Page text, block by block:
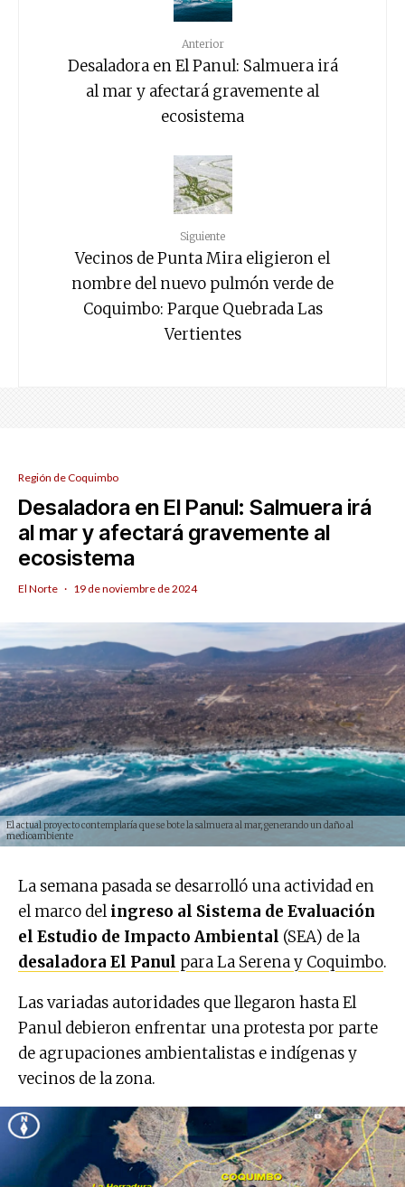
Anterior
Desaladora en El Panul: Salmuera irá
al mar y afectará gravemente al
ecosistema
Siguiente
Vecinos de Punta Mira eligieron el
nombre del nuevo pulmón verde de
Coquimbo: Parque Quebrada Las
Vertientes
Región de Coquimbo
Desaladora en El Panul: Salmuera irá
al mar y afectará gravemente al
ecosistema
El Norte · 19 de noviembre de 2024
El actual proyecto contemplaría que se bote la salmuera al mar, generando un daño al
medioambiente
La semana pasada se desarrolló una actividad en
el marco delingreso al Sistema de Evaluación
el Estudio de Impacto Ambiental (SEA) de la
desaladora El Panul para La Serena y Coquimbo.
Las variadas autoridades que llegaron hasta El
Panul debieron enfrentar una protesta por parte
de agrupaciones ambientalistas e indígenas y
vecinos de la zona.